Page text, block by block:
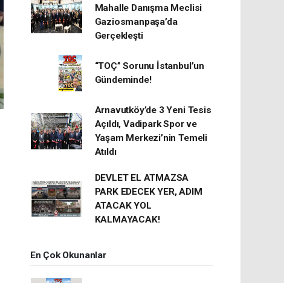
Mahalle Danışma Meclisi
Gaziosmanpaşa’da
Gerçekleşti
“TOÇ” Sorunu İstanbul’un
Gündeminde!
Arnavutköy’de 3 Yeni Tesis
Açıldı, Vadipark Spor ve
Yaşam Merkezi’nin Temeli
Atıldı
DEVLET EL ATMAZSA
PARK EDECEK YER, ADIM
ATACAK YOL
KALMAYACAK!
En Çok Okunanlar